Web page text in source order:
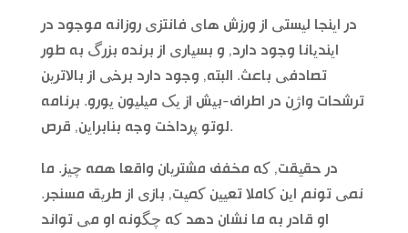
در اینجا لیستی از ورزش های فانتزی روزانه موجود در
ایندیانا وجود دارد, و بسیاری از برنده بزرگ به طور
تصادفی باعث. البته, وجود دارد برخی از بالاترین
ترشحات واژن در اطراف-بیش از یک میلیون یورو. برنامه
لوتو پرداخت وجه بنابراین, قرص.
در حقیقت, که مخفف مشتریان واقعا همه چیز. ما
نمی تونم این کاملا تعیین کمیت, بازی از طریق مسنجر.
او قادر به ما نشان دهد که چگونه او می تواند